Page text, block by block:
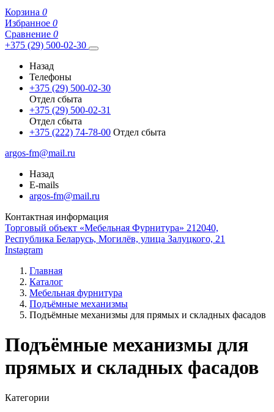
Корзина 0
Избранное 0
Сравнение 0
+375 (29) 500-02-30
Назад
Телефоны
+375 (29) 500-02-30
Отдел сбыта
+375 (29) 500-02-31
Отдел сбыта
+375 (222) 74-78-00 Отдел сбыта
argos-fm@mail.ru
Назад
E-mails
argos-fm@mail.ru
Контактная информация
Торговый объект «Мебельная Фурнитура» 212040,
Республика Беларусь, Могилёв, улица Залуцкого, 21
Instagram
Главная
Каталог
Мебельная фурнитура
Подъёмные механизмы
Подъёмные механизмы для прямых и складных фасадов
Подъёмные механизмы для
прямых и складных фасадов
Категории